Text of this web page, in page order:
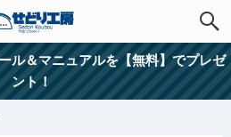
ル＆マニュアルを【無料】でプレゼ
ント！